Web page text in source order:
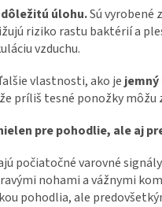
úlohu.Sú vyrobené
riziko rastu baktérií a
vzduchu.
vlastnosti, ako je jemný
príliš tesné ponožky
pre pohodlie, ale aj
počiatočné varovné
nohami a vážnymi
pohodlia, ale